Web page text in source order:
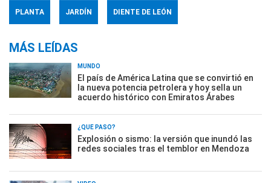
PLANTA JARDÍN DIENTE DE LEÓN
MÁS LEÍDAS
MUNDO
El país de América Latina que se convirtió en
la nueva potencia petrolera y hoy sella un
acuerdo histórico con Emiratos Árabes
¿QUÉ PASÓ?
Explosión o sismo: la versión que inundó las
redes sociales tras el temblor en Mendoza